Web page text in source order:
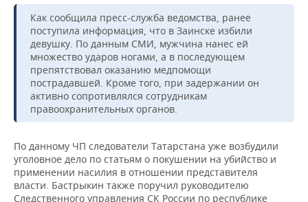
КИБЕРСПОРТ
ФИГУРНОЕ КАТАНИЕ
ВОДНЫЕ ВИДЫ СПОРТА
ХОККЕЙ С МЯЧОМ
КУЛЬТУРА
МЕДИЦИНА
ОБРАЗОВАНИЕ
ПРОИСШЕСТВИЯ
СПИСОК КОМПАНИЙ
Как сообщила пресс-служба ведомства, ранее
поступила информация, что в Заинске избили
девушку. По данным СМИ, мужчина нанес ей
множество ударов ногами, а в последующем
препятствовал оказанию медпомощи
пострадавшей. Кроме того, при задержании он
активно сопротивлялся сотрудникам
правоохранительных органов.
По данному ЧП следователи Татарстана уже возбудили
уголовное дело по статьям о покушении на убийство и
применении насилия в отношении представителя
власти. Бастрыкин также поручил руководителю
Следственного управления СК России по республике